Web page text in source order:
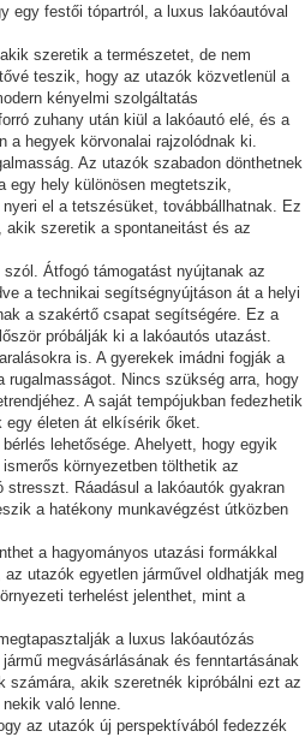
egy festői tópartról, a luxus lakóautóval
szeretik a természetet, de nem
teszik, hogy az utazók közvetlenül a
kényelmi szolgáltatás
zuhany után kiül a lakóautó elé, és a
a hegyek körvonalai rajzolódnak ki.
Az utazók szabadon dönthetnek
egy hely különösen megtetszik,
el a tetszésüket, továbbállhatnak. Ez
szeretik a spontaneitást és az
Átfogó támogatást nyújtanak az
a technikai segítségnyújtáson át a helyi
a szakértő csapat segítségére. Ez a
próbálják ki a lakóautós utazást.
is. A gyerekek imádni fogják a
rugalmasságot. Nincs szükség arra, hogy
A saját tempójukban fedezhetik
egy életen át elkísérik őket.
lehetősége. Ahelyett, hogy egyik
környezetben tölthetik az
Ráadásul a lakóautók gyakran
a hatékony munkavégzést útközben
a hagyományos utazási formákkal
utazók egyetlen járművel oldhatják meg
terhelést jelenthet, mint a
a luxus lakóautózás
megvásárlásának és fenntartásának
számára, akik szeretnék kipróbálni ezt az
való lenne.
az utazók új perspektívából fedezzék